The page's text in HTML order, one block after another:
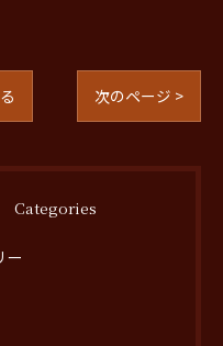
次のページ >
Categories
ー